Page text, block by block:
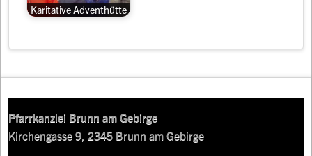
Karitative Adventhütte
Pfarrkanzlei Brunn am Gebirge
Kirchengasse 9, 2345 Brunn am Gebirge